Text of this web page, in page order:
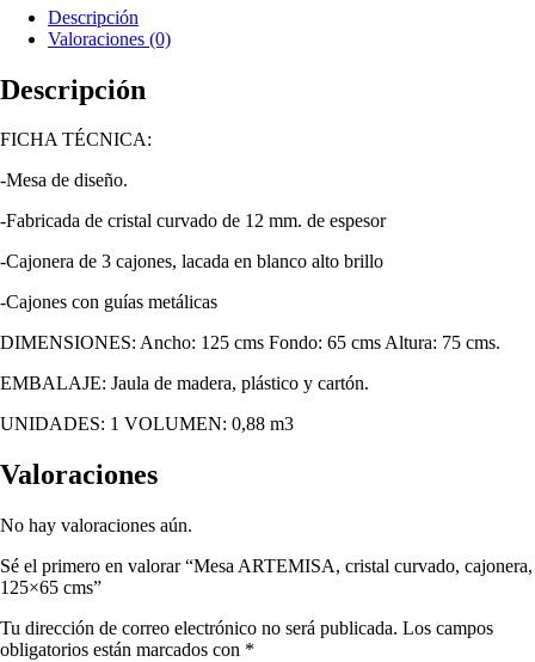
Descripción
Valoraciones (0)
Descripción
FICHA TÉCNICA:
-Mesa de diseño.
-Fabricada de cristal curvado de 12 mm. de espesor
-Cajonera de 3 cajones, lacada en blanco alto brillo
-Cajones con guías metálicas
DIMENSIONES: Ancho: 125 cms Fondo: 65 cms Altura: 75 cms.
EMBALAJE: Jaula de madera, plástico y cartón.
UNIDADES: 1 VOLUMEN: 0,88 m3
Valoraciones
No hay valoraciones aún.
Sé el primero en valorar “Mesa ARTEMISA, cristal curvado, cajonera,
125×65 cms”
Tu dirección de correo electrónico no será publicada. Los campos
obligatorios están marcados con *